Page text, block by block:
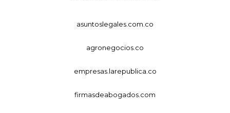
asuntoslegales.com.co
agronegocios.co
empresas.larepublica.co
firmasdeabogados.com